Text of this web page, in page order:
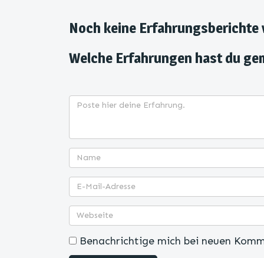
Noch keine Erfahrungsberichte
Welche Erfahrungen hast du
Benachrichtige mich bei neuen